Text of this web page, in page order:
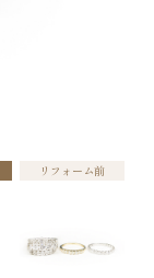
リフォーム前